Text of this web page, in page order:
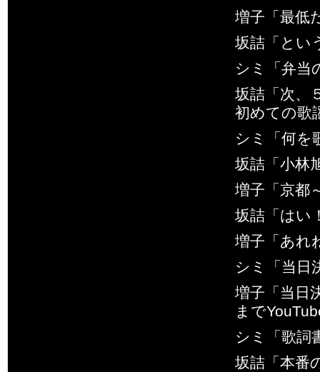
増子「最低
坂詰「とい
シミ「弁当
坂詰「次、
初めての歌
シミ「何を
坂詰「小林
増子「京都
坂詰「はい
増子「あれ
シミ「当日
増子「当日
まで
シミ「歌詞
坂詰「本番